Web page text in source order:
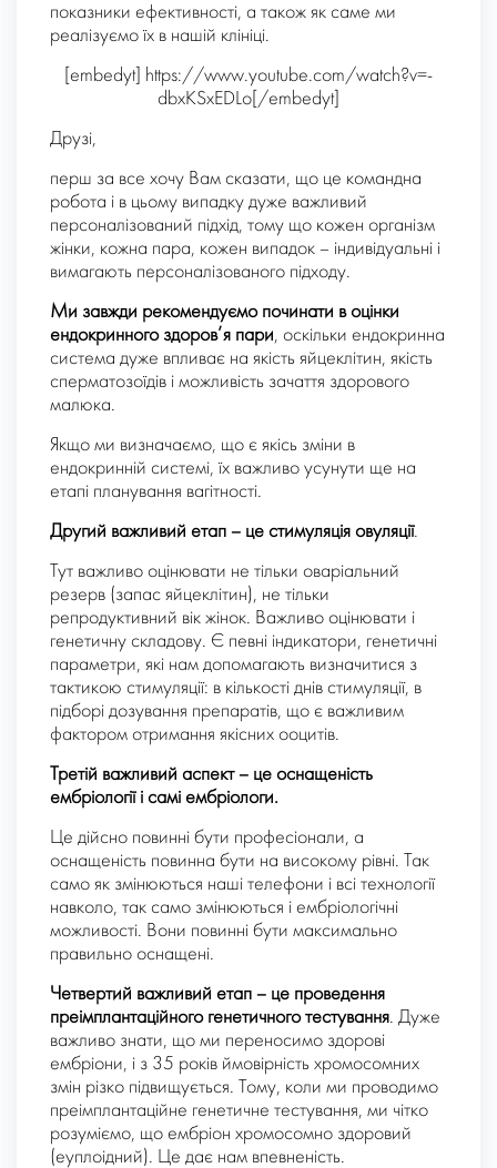
показники ефективності, а також як саме ми
реалізуємо їх в нашій клініці.
[embedyt] https://www.youtube.com/watch?v=-
dbxKSxEDLo[/embedyt]
Друзі,
перш за все хочу Вам сказати, що це командна
робота і в цьому випадку дуже важливий
персоналізований підхід, тому що кожен організм
жінки, кожна пара, кожен випадок – індивідуальні і
вимагають персоналізованого підходу.
Ми завжди рекомендуємо починати в оцінки
ендокринного здоров’я пари, оскільки ендокринна
система дуже впливає на якість яйцеклітин, якість
сперматозоїдів і можливість зачаття здорового
малюка.
Якщо ми визначаємо, що є якісь зміни в
ендокринній системі, їх важливо усунути ще на
етапі планування вагітності.
Другий важливий етап – це стимуляція овуляції.
Тут важливо оцінювати не тільки оваріальний
резерв (запас яйцеклітин), не тільки
репродуктивний вік жінок. Важливо оцінювати і
генетичну складову. Є певні індикатори, генетичні
параметри, які нам допомагають визначитися з
тактикою стимуляції: в кількості днів стимуляції, в
підборі дозування препаратів, що є важливим
фактором отримання якісних ооцитів.
Третій важливий аспект – це оснащеність
ембріології і самі ембріологи.
Це дійсно повинні бути професіонали, а
оснащеність повинна бути на високому рівні. Так
само як змінюються наші телефони і всі технології
навколо, так само змінюються і ембріологічні
можливості. Вони повинні бути максимально
правильно оснащені.
Четвертий важливий етап – це проведення
преімплантаційного генетичного тестування. Дуже
важливо знати, що ми переносимо здорові
ембріони, і з 35 років ймовірність хромосомних
змін різко підвищується. Тому, коли ми проводимо
преімплантаційне генетичне тестування, ми чітко
розуміємо, що ембріон хромосомно здоровий
(еуплоідний). Це дає нам впевненість.